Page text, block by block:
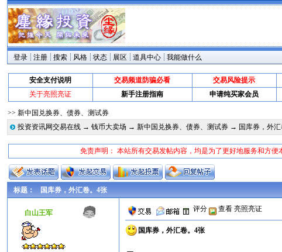
登录 注册 搜索 风格 状态 展区 道具中心 我能做什么
安全支付说明 交易频道防骗必看 交易风险提示
关于亮照亮证
新手注册指南 申请纯买家会员
>> 新中国兑换券、债券、测试券
投资资讯网交易在线 →钱币大卖场 →新中国兑换券、债券、测试券 → 国库券，外汇
免责声明： 本站所有交易发帖内容，均是为了更好地服务和方
标题： 国库券，外汇卷。4张
白山王军 评分 查看 亮照亮证
国库券，外汇卷。4张